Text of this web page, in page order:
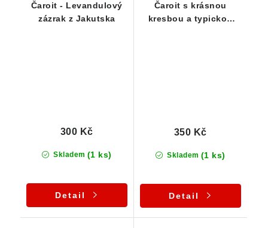
Čaroit - Levandulový
zázrak z Jakutska
Skladem (1 ks)
300 Kč
Detail
Čaroit s krásnou
kresbou a typickou
Skladem (1 ks)
350 Kč
Detail